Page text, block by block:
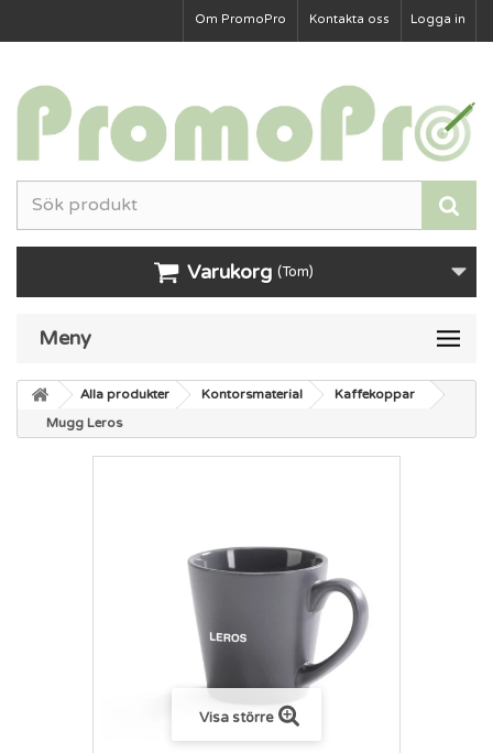
Logga in
Kontakta oss
Om PromoPro
Varukorg (Tom)
Meny
Alla produkter Kontorsmaterial
Kaffekoppar
Mugg Leros
Visa större